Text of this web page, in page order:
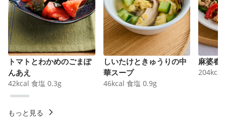
トマトとわかめのごまぽ
んあえ
42kcal 食塩 0.3g
しいたけときゅうりの中
華スープ
46kcal 食塩 0.9g
麻婆春
204kcal
もっと見る